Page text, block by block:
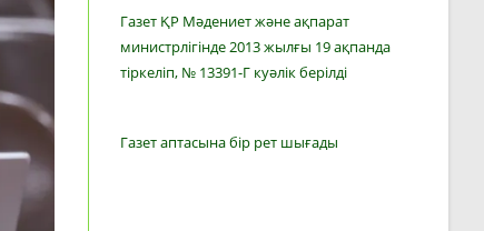
Газет ҚР Мәдениет және ақпарат
министрлігінде 2013 жылғы 19 ақпанда
тіркеліп, № 13391-Г куәлік берілді
Газет аптасына бір рет шығады